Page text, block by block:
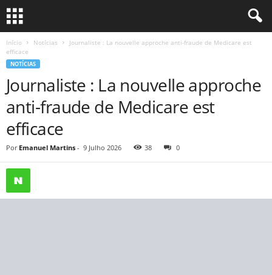
Início Notícias
Journaliste : La nouvelle approche anti-fraude de Medicare est
efficace
NOTÍCIAS
Journaliste : La nouvelle approche
anti-fraude de Medicare est
efficace
Por Emanuel Martins - 9 Julho 2026 38 0